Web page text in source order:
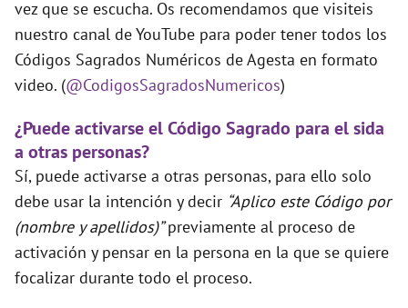
vez que se escucha. Os recomendamos que visiteis
nuestro canal de YouTube para poder tener todos los
Códigos Sagrados Numéricos de Agesta en formato
video. (@CodigosSagradosNumericos)
¿Puede activarse el Código Sagrado para el sida
a otras personas?
Sí, puede activarse a otras personas, para ello solo
debe usar la intención y decir “Aplico este Código por
(nombre y apellidos)”previamente al proceso de
activación y pensar en la persona en la que se quiere
focalizar durante todo el proceso.